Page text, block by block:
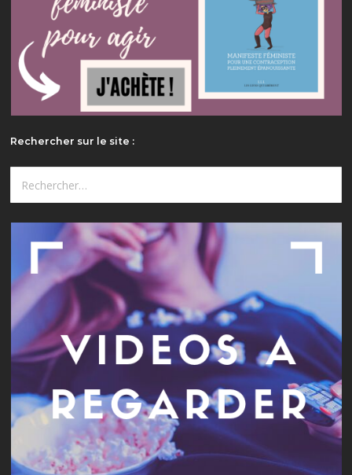
Rechercher sur le site :
Rechercher :